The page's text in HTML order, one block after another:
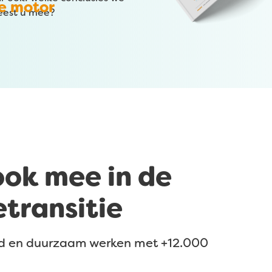
motor
u mee?
mee in de
en duurzaam werken met +12.000